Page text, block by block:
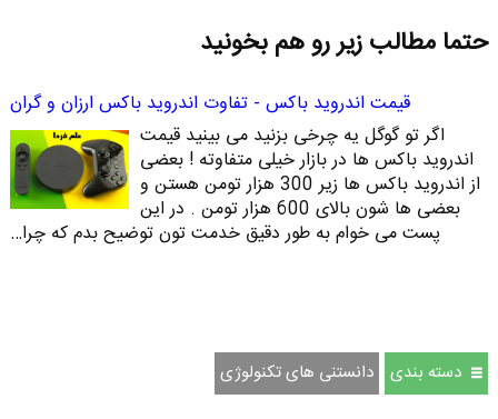
حتما مطالب زیر رو هم بخونید
قیمت اندروید باکس - تفاوت اندروید باکس ارزان و گران
اگر تو گوگل یه چرخی بزنید می بینید قیمت
اندروید باکس ها در بازار خیلی متفاوته ! بعضی
از اندروید باکس ها زیر 300 هزار تومن هستن و
بعضی ها شون بالای 600 هزار تومن . در این
پست می خوام به طور دقیق خدمت تون توضیح بدم که چرا…
دسته بندی دانستنی های تکنولوژی